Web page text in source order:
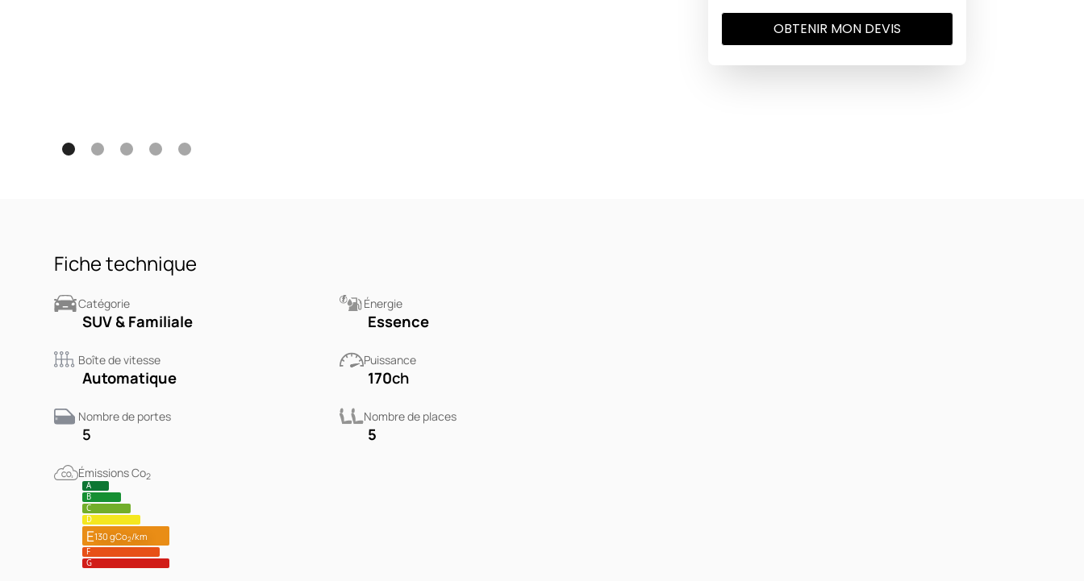
Fiche technique
Catégorie
SUV & Familiale
Énergie
Essence
Boîte de vitesse
Automatique
Puissance
170ch
Nombre de portes
5
Nombre de places
5
Émissions Co2
A
B
C
D
E130 gCo2/km
F
G
OBTENIR MON DEVIS